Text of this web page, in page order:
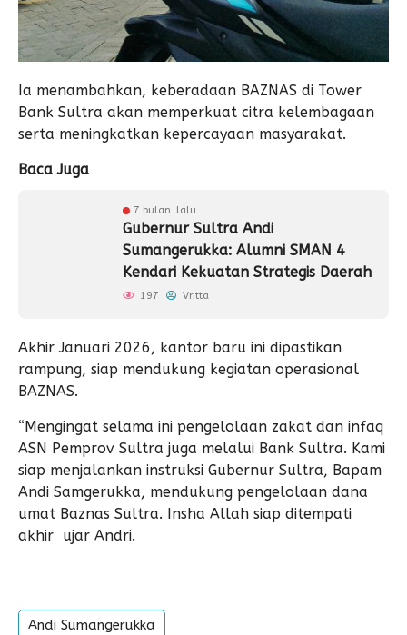
Ia menambahkan, keberadaan BAZNAS di Tower
Bank Sultra akan memperkuat citra kelembagaan
serta meningkatkan kepercayaan masyarakat.
Baca Juga
7 bulan lalu
Gubernur Sultra Andi
Sumangerukka: Alumni SMAN 4
Kendari Kekuatan Strategis Daerah
197 Vritta
Akhir Januari 2026, kantor baru ini dipastikan
rampung, siap mendukung kegiatan operasional
BAZNAS.
“Mengingat selama ini pengelolaan zakat dan infaq
ASN Pemprov Sultra juga melalui Bank Sultra. Kami
siap menjalankan instruksi Gubernur Sultra, Bapam
Andi Samgerukka, mendukung pengelolaan dana
umat Baznas Sultra. Insha Allah siap ditempati
akhir ujar Andri.
Andi Sumangerukka